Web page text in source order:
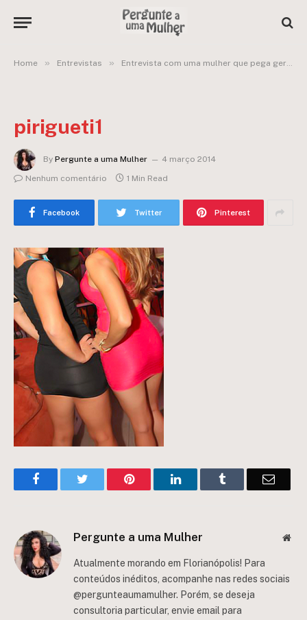
Home » Entrevistas » Entrevista com uma mulher que pega geral/pegadora!
pirigueti1
By Pergunte a uma Mulher
4 março 2014
Nenhum comentário
1 Min Read
Facebook Twitter Pinterest
FacebookTwitter Pinterest LinkedInTumblr Email
Pergunte a uma Mulher
Atualmente morando em Florianópolis! Para
conteúdos inéditos, acompanhe nas redes sociais
@pergunteaumamulher. Porém, se deseja
consultoria particular, envie email para